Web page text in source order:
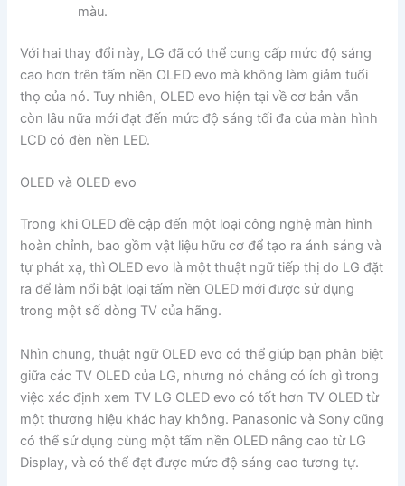
màu.
Với hai thay đổi này, LG đã có thể cung cấp mức độ sáng
cao hơn trên tấm nền OLED evo mà không làm giảm tuổi
thọ của nó. Tuy nhiên, OLED evo hiện tại về cơ bản vẫn
còn lâu nữa mới đạt đến mức độ sáng tối đa của màn hình
LCD có đèn nền LED.
OLED và OLED evo
Trong khi OLED đề cập đến một loại công nghệ màn hình
hoàn chỉnh, bao gồm vật liệu hữu cơ để tạo ra ánh sáng và
tự phát xạ, thì OLED evo là một thuật ngữ tiếp thị do LG đặt
ra để làm nổi bật loại tấm nền OLED mới được sử dụng
trong một số dòng TV của hãng.
Nhìn chung, thuật ngữ OLED evo có thể giúp bạn phân biệt
giữa các TV OLED của LG, nhưng nó chẳng có ích gì trong
việc xác định xem TV LG OLED evo có tốt hơn TV OLED từ
một thương hiệu khác hay không. Panasonic và Sony cũng
có thể sử dụng cùng một tấm nền OLED nâng cao từ LG
Display, và có thể đạt được mức độ sáng cao tương tự.